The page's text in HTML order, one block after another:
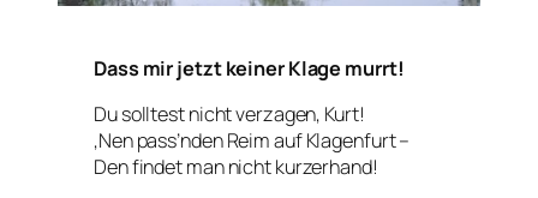
Dass mir jetzt keiner Klage murrt!
Du solltest nicht verzagen, Kurt!
‚Nen pass’nden Reim auf Klagenfurt –
Den findet man nicht kurzerhand!